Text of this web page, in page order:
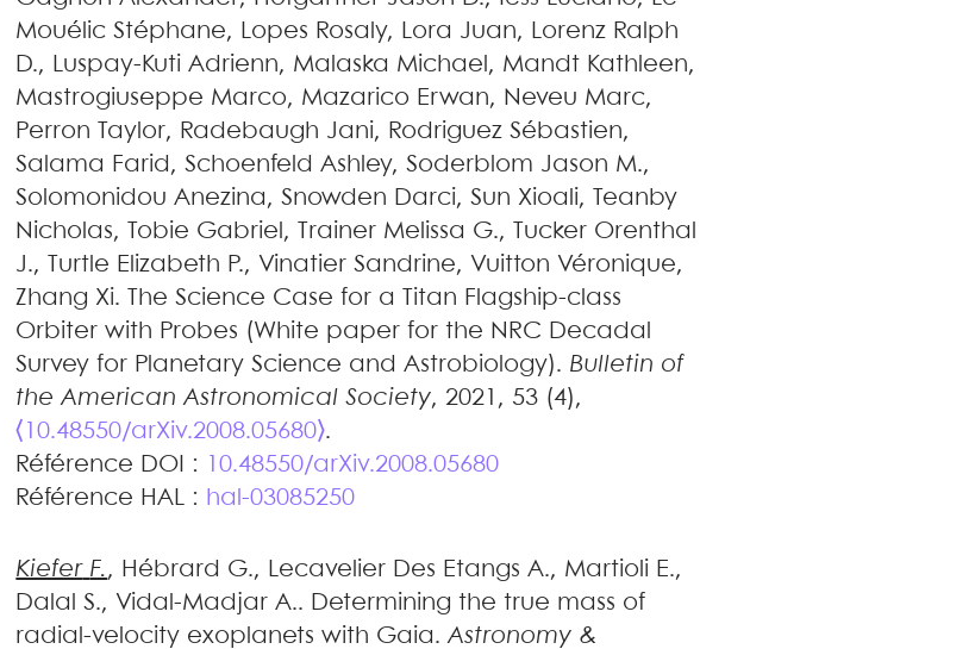
Mouélic Stéphane, Lopes Rosaly, Lora Juan, Lorenz Ralph
D., Luspay-Kuti Adrienn, Malaska Michael , Mandt Kathleen,
Mastrogiuseppe Marco, Mazarico Erwan, Neveu Marc,
Perron
Taylor, Radebaugh Jani, Rodriguez Sébastien,
Salama Farid ,Schoenfeld Ashley,Soderblom Jason M.,
Solomonidou Anezina,Snowden Darci,Sun Xioali,
Teanby
Nicholas, Tobie Gabriel , Trainer Melissa G., Tucker Orenthal
J., Turtle Elizabeth P., Vinatier Sandrine, Vuitton Véronique,
Zhang Xi.
The Science Case for a Titan Flagship-class
Orbiter with Probes (White paper for the NRC Decadal
Survey for Planetary Science and Astrobiology). Bulletin of
the American Astronomical Society, 2021, 53 (4),
⟨10.48550/arXiv.2008.05680⟩.
Référence DOI :
10.48550/arXiv.2008.05680
Référence HAL : hal-03085250
Kiefer F., Hébrard G., Lecavelier Des Etangs A., Martioli E.,
Dalal
S., Vidal-Madjar A.. Determining the true mass of
radial-velocity exoplanets with Gaia.Astronomy &